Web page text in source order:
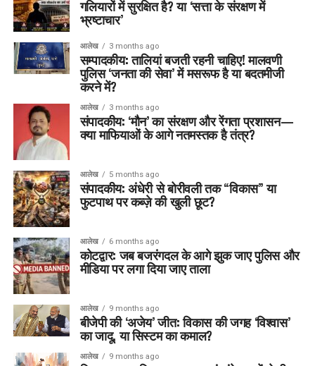
गलियारों में सुरक्षित है? या ‘सत्ता के संरक्षण में
भ्रष्टाचार’
आलेख 3 months ago
सम्पादकीय: तालियां बजती रहनी चाहिए! मालवणी
पुलिस ‘जनता की सेवा’ में मसरूफ है या बदतमीजी
करने में?
आलेख 3 months ago
संपादकीय: ‘मौन’ का संरक्षण और रेंगता प्रशासन—
क्या माफियाओं के आगे नतमस्तक है तंत्र?
आलेख 5 months ago
संपादकीय: अंधेरी से बोरीवली तक “विकास” या
फुटपाथ पर कब्ज़े की खुली छूट?
आलेख 6 months ago
कोटद्वार: जब बजरंगदल के आगे झुक जाए पुलिस और
मीडिया पर लगा दिया जाए ताला
आलेख 9 months ago
बीजेपी की ‘अजेय’ जीत: विकास की जगह ‘विश्वास’
का जादू, या सिस्टम का कमाल?
आलेख 9 months ago